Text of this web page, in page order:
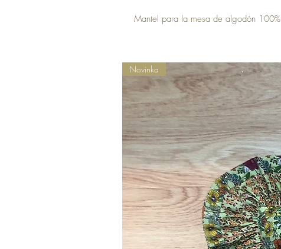
Mantel para la mesa de algodón 100%
Novinka